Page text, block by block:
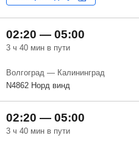
02:20 — 05:00
3 ч 40 мин в пути
Волгоград — Калининград
N4862 Норд винд
02:20 — 05:00
3 ч 40 мин в пути